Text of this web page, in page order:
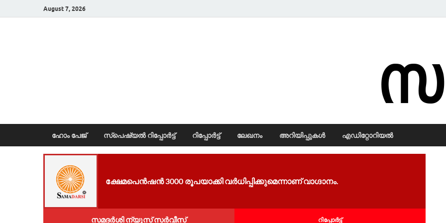
August 7, 2026
ഹോം പേജ് സ്പെഷ്യൽ റിപ്പോര്‍ട്ട് റിപ്പോര്‍ട്ട് ലേഖനം അറിയിപ്പുകള്‍ എഡിറ്റോറിയല്‍
ക്ഷേമപെൻഷൻ 3000 രൂപയാക്കി വർധിപ്പിക്കുമെന്നാണ് വാഗ്ദാനം.
സമദർശി ന്യൂസ് സർവീസ് റിപ്പോര്‍ട്ട്